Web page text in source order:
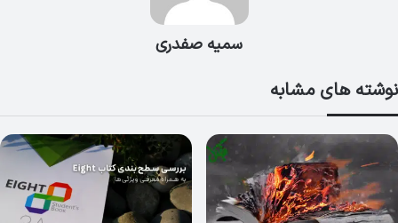
سمیه صفدری
نوشته های مشابه